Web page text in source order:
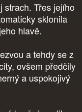
strach. Třes jejího
sklonila
hlavě.
a tehdy se z
ovšem předčily
a uspokojivý